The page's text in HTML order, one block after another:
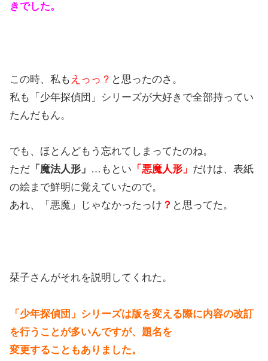
きでした。
この時、私も えっっ？ と思ったのさ。
私も「少年探偵団」シリーズが大好きで全部持ってい
たんだもん。
でも、ほとんどもう忘れてしまってたのね。
ただ 「魔法人形」 …もとい 「悪魔人形」 だけは、表紙
の絵まで鮮明に覚えていたので。
あれ、「悪魔」じゃなかったっけ ？ と思ってた。
栞子さんがそれを説明してくれた。
「少年探偵団」シリーズは版を変える際に内容の改訂
を行うことが多いんですが、題名を
変更することもありました。